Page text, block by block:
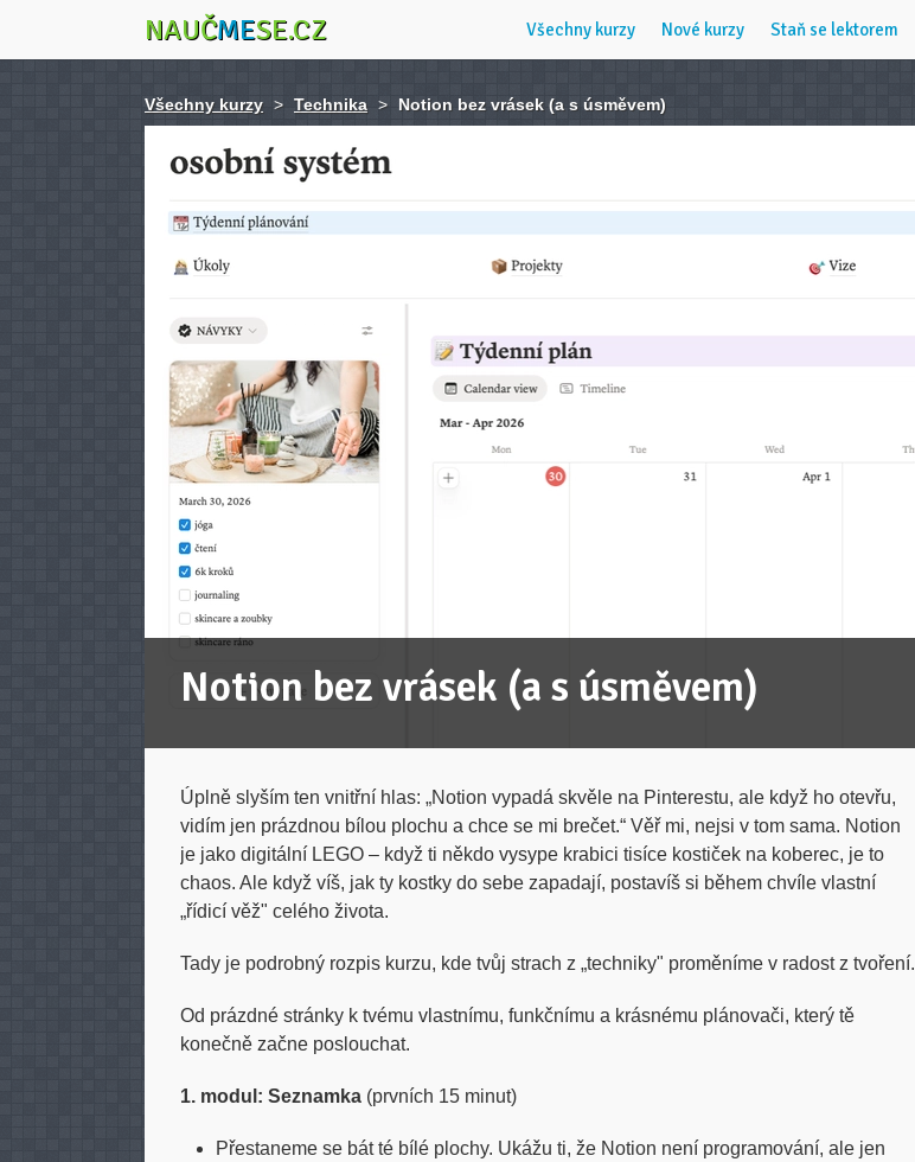
NAUČMESE.CZ Všechny kurzy Nové kurzy Staň se lektorem
Všechny kurzy > Technika > Notion bez vrásek (a s úsměvem)
Notion bez vrásek (a s úsměvem)
Úplně slyším ten vnitřní hlas: „Notion vypadá skvěle na Pinterestu, ale když ho otevřu,
vidím jen prázdnou bílou plochu a chce se mi brečet.“ Věř mi, nejsi v tom sama. Notion
je jako digitální LEGO – když ti někdo vysype krabici tisíce kostiček na koberec, je to
chaos. Ale když víš, jak ty kostky do sebe zapadají, postavíš si během chvíle vlastní
„řídicí věž" celého života.
Tady je podrobný rozpis kurzu, kde tvůj strach z „techniky" proměníme v radost z tvoření.
Od prázdné stránky k tvému vlastnímu, funkčnímu a krásnému plánovači, který tě
konečně začne poslouchat.
1. modul: Seznamka (prvních 15 minut)
Přestaneme se bát té bílé plochy. Ukážu ti, že Notion není programování, ale jen